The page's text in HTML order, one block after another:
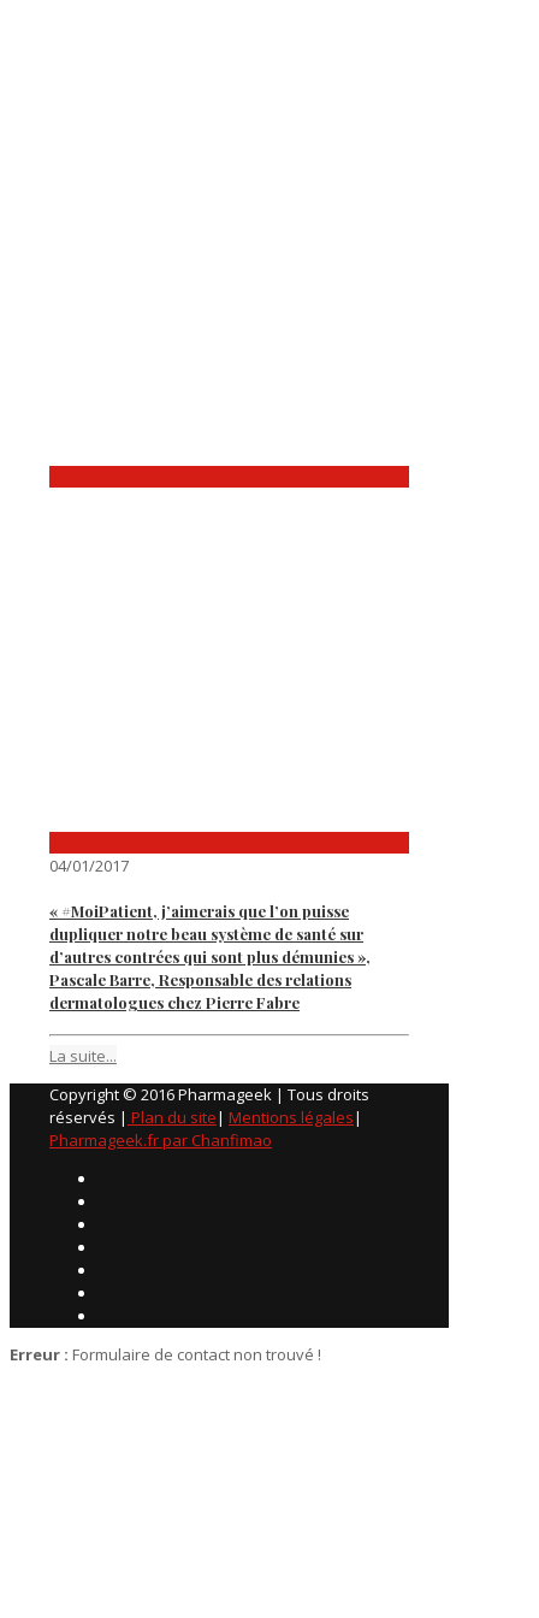
04/01/2017
« #MoiPatient, j’aimerais que l’on puisse
dupliquer notre beau système de santé sur
d’autres contrées qui sont plus démunies »,
Pascale Barre, Responsable des relations
dermatologues chez Pierre Fabre
La suite...
Copyright © 2016 Pharmageek | Tous droits
réservés | Plan du site| Mentions légales|
Pharmageek.fr par Chanfimao
Erreur : Formulaire de contact non trouvé !